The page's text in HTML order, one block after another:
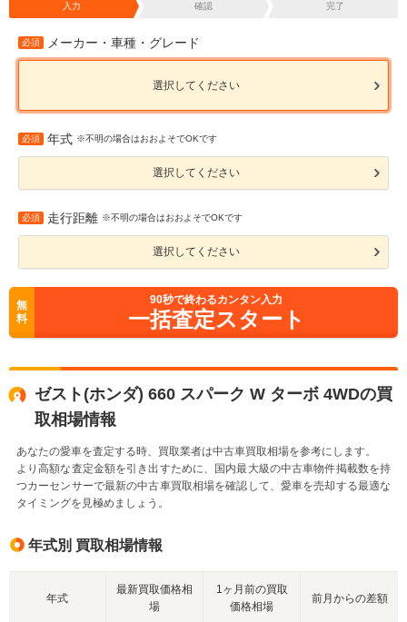
入力 確認 完了
必須 メーカー・車種・グレード
選択してください
必須 年式 ※不明の場合はおおよそでOKです
選択してください
必須 走行距離 ※不明の場合はおおよそでOKです
選択してください
無
料
90秒で終わるカンタン入力
一括査定スタート
ゼスト(ホンダ) 660 スパーク W ターボ 4WDの買
取相場情報
あなたの愛車を査定する時、買取業者は中古車買取相場を参考にします。
より高額な査定金額を引き出すために、国内最大級の中古車物件掲載数を持
つカーセンサーで最新の中古車買取相場を確認して、愛車を売却する最適な
タイミングを見極めましょう。
年式別 買取相場情報
年式
最新買取価格相
場
1ヶ月前の買取
価格相場
前月からの差額